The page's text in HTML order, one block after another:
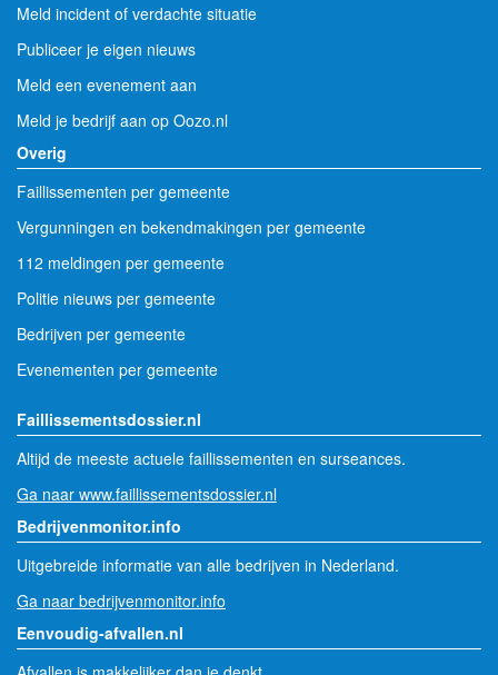
Meld incident of verdachte situatie
Publiceer je eigen nieuws
Meld een evenement aan
Meld je bedrijf aan op Oozo.nl
Overig
Faillissementen per gemeente
Vergunningen en bekendmakingen per gemeente
112 meldingen per gemeente
Politie nieuws per gemeente
Bedrijven per gemeente
Evenementen per gemeente
Faillissementsdossier.nl
Altijd de meeste actuele faillissementen en surseances.
Ga naar www.faillissementsdossier.nl
Bedrijvenmonitor.info
Uitgebreide informatie van alle bedrijven in Nederland.
Ga naar bedrijvenmonitor.info
Eenvoudig-afvallen.nl